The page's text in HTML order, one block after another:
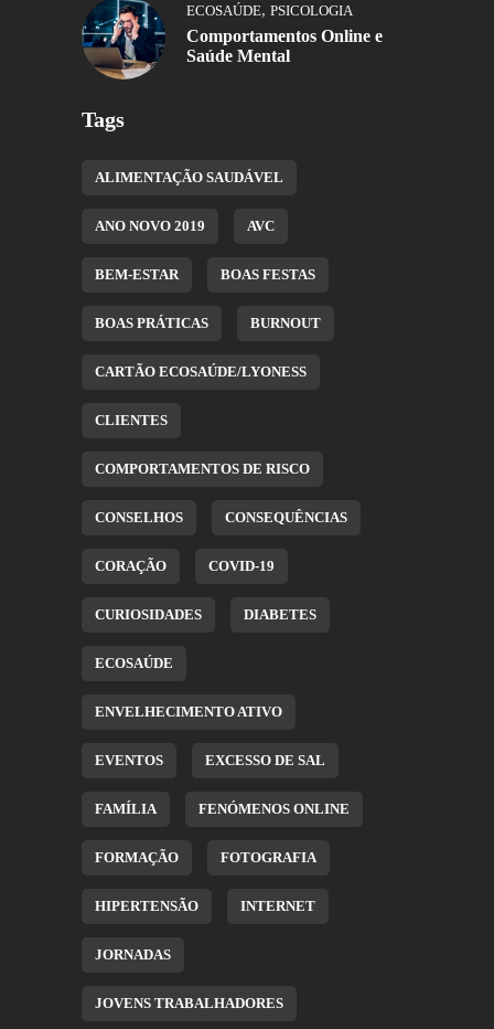
ECOSAÚDE, PSICOLOGIA
Comportamentos Online e
Saúde Mental
Tags
ALIMENTAÇÃO SAUDÁVEL
ANO NOVO 2019 AVC
BEM-ESTAR BOAS FESTAS
BOAS PRÁTICAS BURNOUT
CARTÃO ECOSAÚDE/LYONESS
CLIENTES
COMPORTAMENTOS DE RISCO
CONSELHOS CONSEQUÊNCIAS
CORAÇÃO COVID-19
CURIOSIDADES DIABETES
ECOSAÚDE
ENVELHECIMENTO ATIVO
EVENTOS EXCESSO DE SAL
FAMÍLIA FENÓMENOS ONLINE
FORMAÇÃO FOTOGRAFIA
HIPERTENSÃO INTERNET
JORNADAS
JOVENS TRABALHADORES